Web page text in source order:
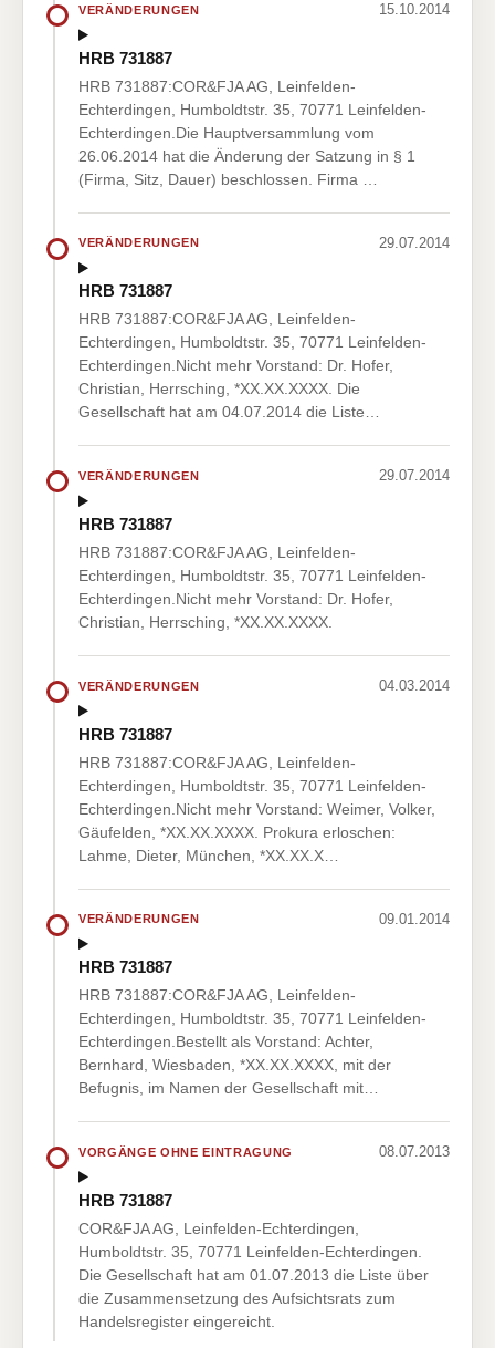
VERÄNDERUNGEN 15.10.2014
HRB 731887
HRB 731887:COR&FJA AG, Leinfelden-
Echterdingen, Humboldtstr. 35, 70771 Leinfelden-
Echterdingen.Die Hauptversammlung vom
26.06.2014 hat die Änderung der Satzung in § 1
(Firma, Sitz, Dauer) beschlossen. Firma …
VERÄNDERUNGEN 29.07.2014
HRB 731887
HRB 731887:COR&FJA AG, Leinfelden-
Echterdingen, Humboldtstr. 35, 70771 Leinfelden-
Echterdingen.Nicht mehr Vorstand: Dr. Hofer,
Christian, Herrsching, *XX.XX.XXXX. Die
Gesellschaft hat am 04.07.2014 die Liste…
VERÄNDERUNGEN 29.07.2014
HRB 731887
HRB 731887:COR&FJA AG, Leinfelden-
Echterdingen, Humboldtstr. 35, 70771 Leinfelden-
Echterdingen.Nicht mehr Vorstand: Dr. Hofer,
Christian, Herrsching, *XX.XX.XXXX.
VERÄNDERUNGEN 04.03.2014
HRB 731887
HRB 731887:COR&FJA AG, Leinfelden-
Echterdingen, Humboldtstr. 35, 70771 Leinfelden-
Echterdingen.Nicht mehr Vorstand: Weimer, Volker,
Gäufelden, *XX.XX.XXXX. Prokura erloschen:
Lahme, Dieter, München, *XX.XX.X…
VERÄNDERUNGEN 09.01.2014
HRB 731887
HRB 731887:COR&FJA AG, Leinfelden-
Echterdingen, Humboldtstr. 35, 70771 Leinfelden-
Echterdingen.Bestellt als Vorstand: Achter,
Bernhard, Wiesbaden, *XX.XX.XXXX, mit der
Befugnis, im Namen der Gesellschaft mit…
VORGÄNGE OHNE EINTRAGUNG 08.07.2013
HRB 731887
COR&FJA AG, Leinfelden-Echterdingen,
Humboldtstr. 35, 70771 Leinfelden-Echterdingen.
Die Gesellschaft hat am 01.07.2013 die Liste über
die Zusammensetzung des Aufsichtsrats zum
Handelsregister eingereicht.